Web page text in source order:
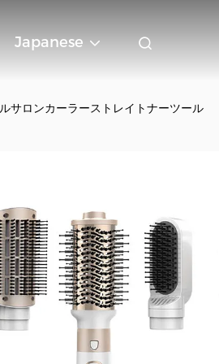
Japanese
サロンカーラーストレイトナーツール